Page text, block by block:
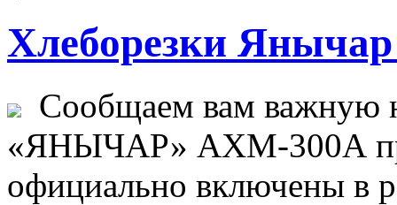
Хлеборезки Янычар
Сообщаем вам важную
«ЯНЫЧАР» АХМ-300А
официально включены в